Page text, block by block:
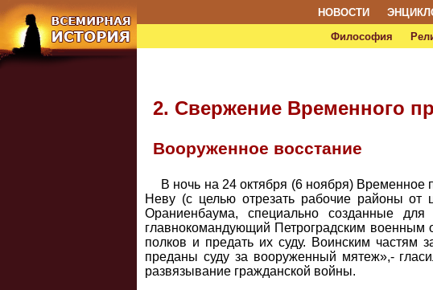
НОВОСТИ
Философия
2. Свержение Временного
Вооруженное восстание
В ночь на 24 октября (6 ноября) Временное
Неву (с целью отрезать рабочие районы
Ораниенбаума, специально созданные
главнокомандующий Петроградским военным
полков и предать их суду. Воинским частям
преданы суду за вооруженный мятеж»,-
развязывание гражданской войны.